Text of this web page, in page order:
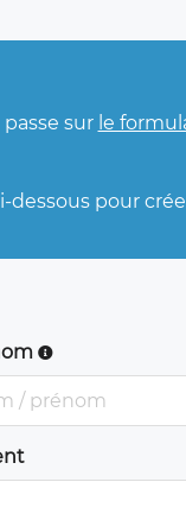
sur le
dessous pour